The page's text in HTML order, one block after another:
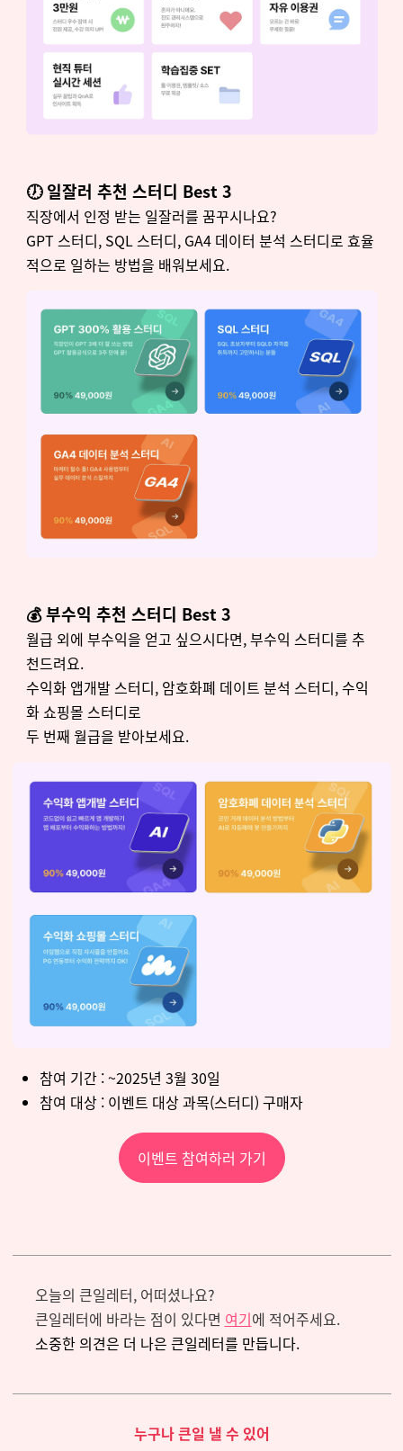
🕖 일잘러 추천 스터디 Best 3
직장에서 인정 받는 일잘러를 꿈꾸시나요?
GPT 스터디, SQL 스터디, GA4 데이터 분석 스터디로 효율
적으로 일하는 방법을 배워보세요.
💰 부수익 추천 스터디 Best 3
월급 외에 부수익을 얻고 싶으시다면, 부수익 스터디를 추
천드려요.
수익화 앱개발 스터디, 암호화폐 데이트 분석 스터디, 수익
화 쇼핑몰 스터디로
두 번째 월급을 받아보세요.
참여 기간 : ~2025년 3월 30일
참여 대상 : 이벤트 대상 과목(스터디) 구매자
이벤트 참여하러 가기
오늘의 큰일레터, 어떠셨나요?
큰일레터에 바라는 점이 있다면 여기에 적어주세요.
소중한 의견은 더 나은 큰일레터를 만듭니다.
누구나 큰일 낼 수 있어